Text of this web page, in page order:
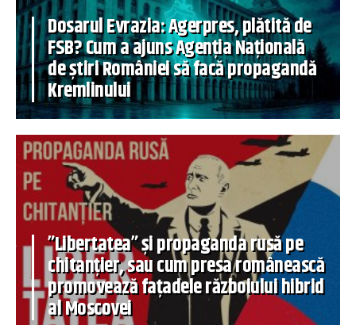
Dosarul Evrazia: Agerpres, plătită de
FSB? Cum a ajuns Agenția Națională
de știri României să facă propagandă
Kremlinului
”Libertatea” și propaganda rusă pe
chitanțier, sau cum presa românească
promovează fațadele războiului hibrid
al Moscovei